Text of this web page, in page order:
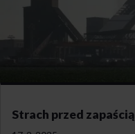
Strach przed zapaścią